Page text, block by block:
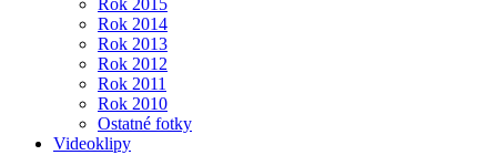
Rok 2015
Rok 2014
Rok 2013
Rok 2012
Rok 2011
Rok 2010
Ostatné fotky
Videoklipy